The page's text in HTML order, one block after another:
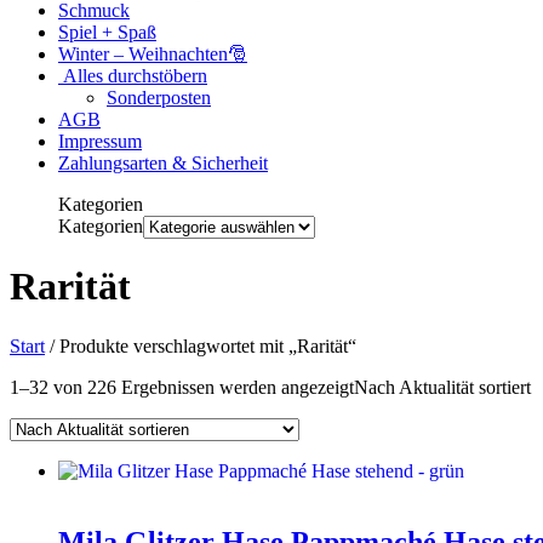
Schmuck
Spiel + Spaß
Winter – Weihnachten🎅
Alles durchstöbern
Sonderposten
AGB
Impressum
Zahlungsarten & Sicherheit
Kategorien
Kategorien
Rarität
Start / Produkte verschlagwortet mit „Rarität“
1–32 von 226 Ergebnissen werden angezeigtNach Aktualität sortiert